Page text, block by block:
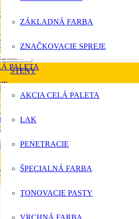
ZÁKLADNÁ FARBA
ZNAČKOVACIE SPREJE
STENY
AKCIA CELÁ PALETA
LAK
PENETRACIE
ŠPECIALNÁ FARBA
TONOVACIE PASTY
VRCHNÁ FARBA
SPREJE
FARBA
FARBA
SPREJE
PALETA
FARBA
PASTY
OMIEKTKY
STORCH
PIŠTOLE A PRÍSLUŠENSTVO
“HG Čistiaci prípravok pre žiarivo biele
zverejnená.
e-mail a webovú stránku v tomto